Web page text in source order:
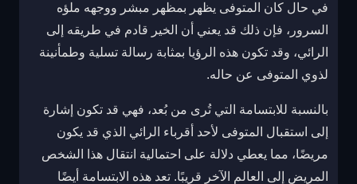
في حال كان المتوفى يظهر بمظهر مبشر ووجهه ملؤه
السرور، فإن ذلك قد يعني أن الخير قادم في طريقه إلى
الرائي، وقد تكون هذه الرؤيا بمثابة رسالة تسلية وطمأنينة
لذوي المتوفى عن حاله.
بالنسبة للابتسامة التي تُرى من بُعد، فهي قد تكون إشارة
إلى استقبال المتوفى لأحد أقرباء الرائي الذي قد يكون
مريضًا، مما يعطي دلالة على احتمالية انتقال هذا الشخص
المريض إلى العالم الآخر قريبًا. تعد هذه الابتسامة أيضًا